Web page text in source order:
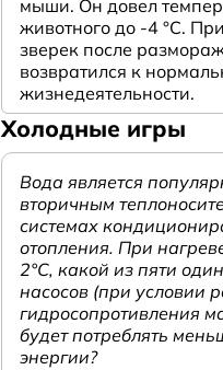
мыши. Он довел
животного до -4 °C.
зверек после
возвратился к
жизнедеятельности.
Холодные игры
Вода является
вторичным
системах
отопления. При
2°С, какой из пяти
насосов (при условии
гидросопротивления
будет потреблять
энергии?